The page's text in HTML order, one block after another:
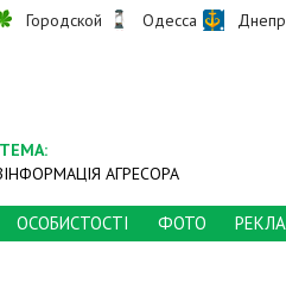
Городской Одесса Днепр
АГРЕСОРА
ОСОБИСТОСТІ ФОТО